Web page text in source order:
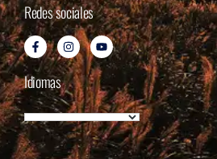
Redes sociales
Idiomas